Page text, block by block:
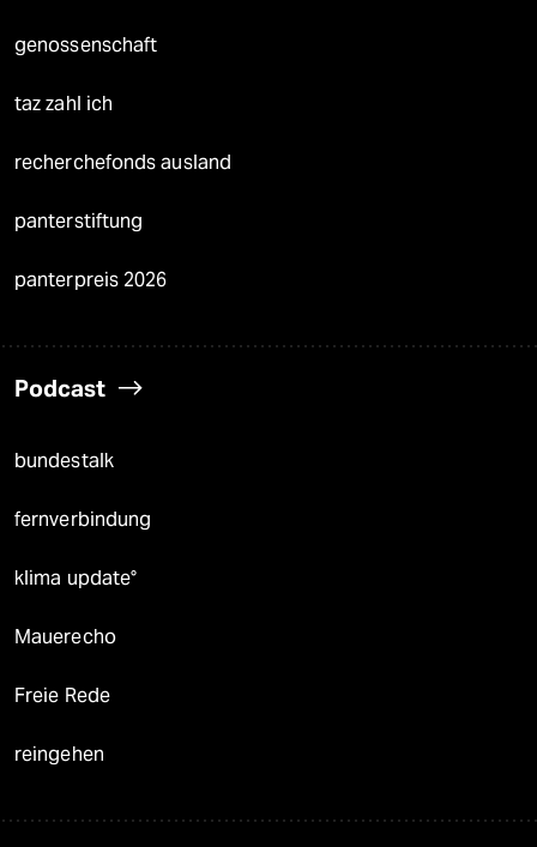
genossenschaft
taz zahl ich
recherchefonds ausland
panterstiftung
panterpreis 2026
Podcast
bundestalk
fernverbindung
klima update°
Mauerecho
Freie Rede
reingehen